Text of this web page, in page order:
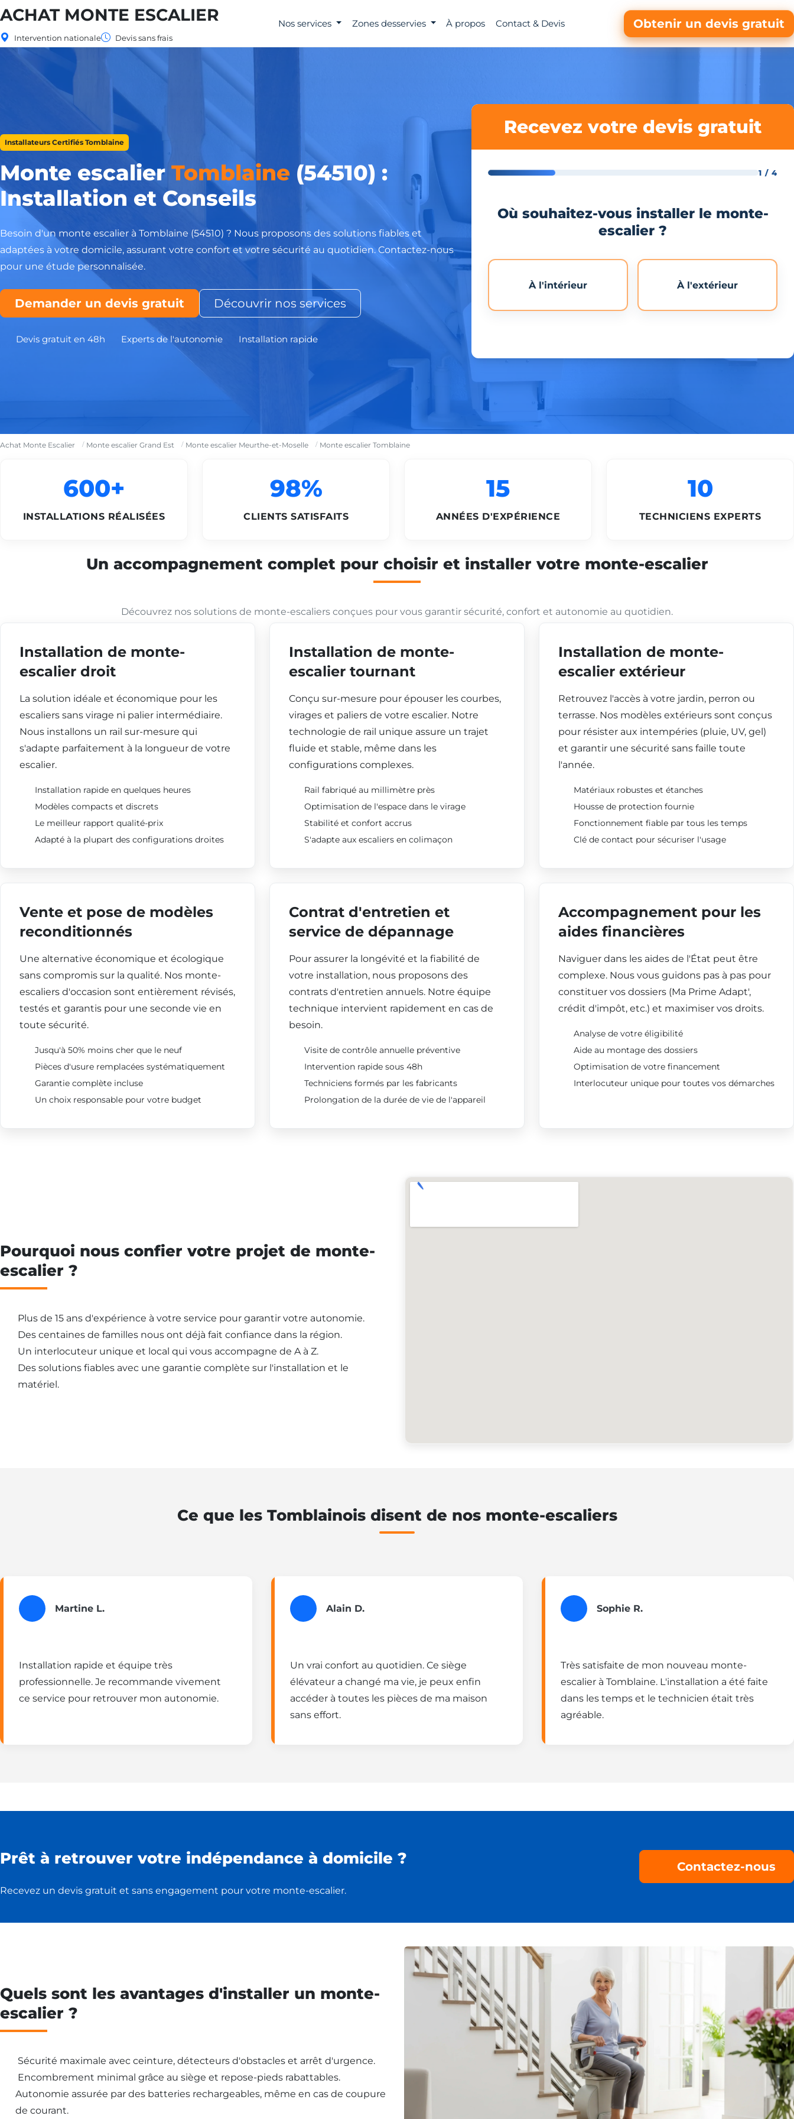
ACHAT MONTE ESCALIER
Intervention nationale Devis sans frais
Nos services Zones desservies À propos Contact & Devis Obtenir un devis gratuit
Installateurs Certifiés Tomblaine
Monte escalier Tomblaine (54510) :
Installation et Conseils
Besoin d'un monte escalier à Tomblaine (54510) ? Nous proposons des solutions fiables et
adaptées à votre domicile, assurant votre confort et votre sécurité au quotidien. Contactez-nous
pour une étude personnalisée.
Demander un devis gratuit Découvrir nos services
Devis gratuit en 48h Experts de l'autonomie Installation rapide
Recevez votre devis gratuit
1 / 4
Où souhaitez-vous installer le monte-
escalier ?
À l'intérieur À l'extérieur
Achat Monte Escalier Monte escalier Grand Est Monte escalier Meurthe-et-Moselle Monte escalier Tomblaine
600+
INSTALLATIONS RÉALISÉES
98%
CLIENTS SATISFAITS
15
ANNÉES D'EXPÉRIENCE
10
TECHNICIENS EXPERTS
Un accompagnement complet pour choisir et installer votre monte-escalier
Découvrez nos solutions de monte-escaliers conçues pour vous garantir sécurité, confort et autonomie au quotidien.
Installation de monte-
escalier droit
La solution idéale et économique pour les
escaliers sans virage ni palier intermédiaire.
Nous installons un rail sur-mesure qui
s'adapte parfaitement à la longueur de votre
escalier.
Installation rapide en quelques heures
Modèles compacts et discrets
Le meilleur rapport qualité-prix
Adapté à la plupart des configurations droites
Installation de monte-
escalier tournant
Conçu sur-mesure pour épouser les courbes,
virages et paliers de votre escalier. Notre
technologie de rail unique assure un trajet
fluide et stable, même dans les
configurations complexes.
Rail fabriqué au millimètre près
Optimisation de l'espace dans le virage
Stabilité et confort accrus
S'adapte aux escaliers en colimaçon
Installation de monte-
escalier extérieur
Retrouvez l'accès à votre jardin, perron ou
terrasse. Nos modèles extérieurs sont conçus
pour résister aux intempéries (pluie, UV, gel)
et garantir une sécurité sans faille toute
l'année.
Matériaux robustes et étanches
Housse de protection fournie
Fonctionnement fiable par tous les temps
Clé de contact pour sécuriser l'usage
Vente et pose de modèles
reconditionnés
Une alternative économique et écologique
sans compromis sur la qualité. Nos monte-
escaliers d'occasion sont entièrement révisés,
testés et garantis pour une seconde vie en
toute sécurité.
Jusqu'à 50% moins cher que le neuf
Pièces d'usure remplacées systématiquement
Garantie complète incluse
Un choix responsable pour votre budget
Contrat d'entretien et
service de dépannage
Pour assurer la longévité et la fiabilité de
votre installation, nous proposons des
contrats d'entretien annuels. Notre équipe
technique intervient rapidement en cas de
besoin.
Visite de contrôle annuelle préventive
Intervention rapide sous 48h
Techniciens formés par les fabricants
Prolongation de la durée de vie de l'appareil
Accompagnement pour les
aides financières
Naviguer dans les aides de l'État peut être
complexe. Nous vous guidons pas à pas pour
constituer vos dossiers (Ma Prime Adapt',
crédit d'impôt, etc.) et maximiser vos droits.
Analyse de votre éligibilité
Aide au montage des dossiers
Optimisation de votre financement
Interlocuteur unique pour toutes vos démarches
Pourquoi nous confier votre projet de monte-
escalier ?
Plus de 15 ans d'expérience à votre service pour garantir votre autonomie.
Des centaines de familles nous ont déjà fait confiance dans la région.
Un interlocuteur unique et local qui vous accompagne de A à Z.
Des solutions fiables avec une garantie complète sur l'installation et le
matériel.
Ce que les Tomblainois disent de nos monte-escaliers
Martine L.
Installation rapide et équipe très
professionnelle. Je recommande vivement
ce service pour retrouver mon autonomie.
Alain D.
Un vrai confort au quotidien. Ce siège
élévateur a changé ma vie, je peux enfin
accéder à toutes les pièces de ma maison
sans effort.
Sophie R.
Très satisfaite de mon nouveau monte-
escalier à Tomblaine. L'installation a été faite
dans les temps et le technicien était très
agréable.
Prêt à retrouver votre indépendance à domicile ?
Recevez un devis gratuit et sans engagement pour votre monte-escalier.
Contactez-nous
Quels sont les avantages d'installer un monte-
escalier ?
Sécurité maximale avec ceinture, détecteurs d'obstacles et arrêt d'urgence.
Encombrement minimal grâce au siège et repose-pieds rabattables.
Autonomie assurée par des batteries rechargeables, même en cas de coupure
de courant.